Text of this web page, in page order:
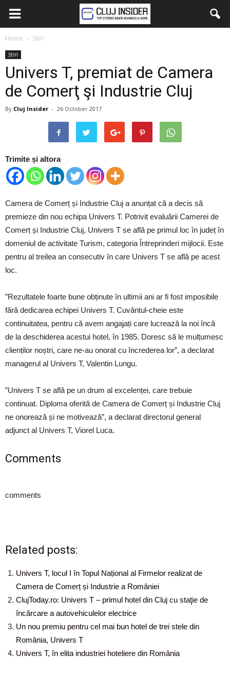
Home Știri
Știri
Univers T, premiat de Camera
de Comerţ şi Industrie Cluj
By Cluj Insider - 26 October 2017
Trimite și altora
Camera de Comerț și Industrie Cluj a anunțat că a decis să
premieze din nou echipa Univers T. Potrivit evaluării Camerei de
Comerț și Industrie Cluj, Univers T se află pe primul loc în județ în
domeniul de activitate Turism, categoria Întreprinderi mijlocii. Este
pentru al treilea an consecutiv în care Univers T se află pe acest
loc.
”Rezultatele foarte bune obținute în ultimii ani ar fi fost imposibile
fără dedicarea echipei Univers T. Cuvântul-cheie este
continuitatea, pentru că avem angajați care lucrează la noi încă
de la deschiderea acestui hotel, în 1985. Doresc să le mulțumesc
clienților noștri, care ne-au onorat cu încrederea lor”, a declarat
managerul al Univers T, Valentin Lungu.
”Univers T se află pe un drum al excelenței, care trebuie
continuat. Diploma oferită de Camera de Comerț și Industrie Cluj
ne onorează și ne motivează”, a declarat directorul general
adjunct al Univers T, Viorel Luca.
Comments
comments
Related posts:
Univers T, locul I în Topul Național al Firmelor realizat de
Camera de Comerț și Industrie a României
ClujToday.ro: Univers T – primul hotel din Cluj cu staţie de
încărcare a autovehiculelor electrice
Un nou premiu pentru cel mai bun hotel de trei stele din
România, Univers T
Univers T, în elita industriei hoteliere din România